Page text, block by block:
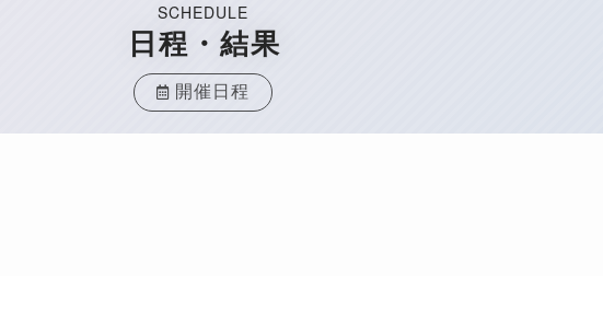
SCHEDULE
日程・結果
開催日程